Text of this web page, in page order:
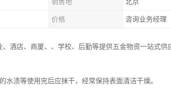
销售地 北京
价格 咨询业务经理
酒店、商厦、、学校、后勤等提供五金物资一站式供
水渍等使用完后应抹干，经常保持表面清洁干燥。